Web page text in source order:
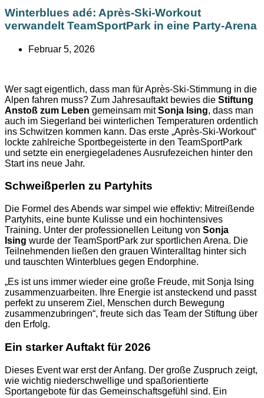
Winterblues adé: Après-Ski-Workout
verwandelt TeamSportPark in eine Party-Arena
Februar 5, 2026
Wer sagt eigentlich, dass man für Après-Ski-Stimmung in die
Alpen fahren muss? Zum Jahresauftakt bewies die Stiftung
Anstoß zum Leben gemeinsam mitSonja Ising, dass man
auch im Siegerland bei winterlichen Temperaturen ordentlich
ins Schwitzen kommen kann. Das erste „Après-Ski-Workout“
lockte zahlreiche Sportbegeisterte in den TeamSportPark
und setzte ein energiegeladenes Ausrufezeichen hinter den
Start ins neue Jahr.
Schweißperlen zu Partyhits
Die Formel des Abends war simpel wie effektiv: Mitreißende
Partyhits, eine bunte Kulisse und ein hochintensives
Training. Unter der professionellen Leitung von Sonja
Ising wurde der TeamSportPark zur sportlichen Arena. Die
Teilnehmenden ließen den grauen Winteralltag hinter sich
und tauschten Winterblues gegen Endorphine.
„Es ist uns immer wieder eine große Freude, mit Sonja Ising
zusammenzuarbeiten. Ihre Energie ist ansteckend und passt
perfekt zu unserem Ziel, Menschen durch Bewegung
zusammenzubringen“, freute sich das Team der Stiftung über
den Erfolg.
Ein starker Auftakt für 2026
Dieses Event war erst der Anfang. Der große Zuspruch zeigt,
wie wichtig niederschwellige und spaßorientierte
Sportangebote für das Gemeinschaftsgefühl sind. Ein